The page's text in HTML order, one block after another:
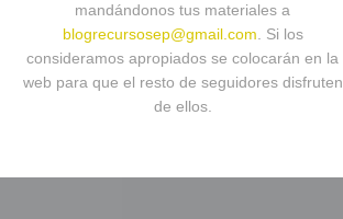
mandándonos tus materiales a
blogrecursosep@gmail.com . Si los
consideramos apropiados se colocarán en la
web para que el resto de seguidores disfruten
de ellos.